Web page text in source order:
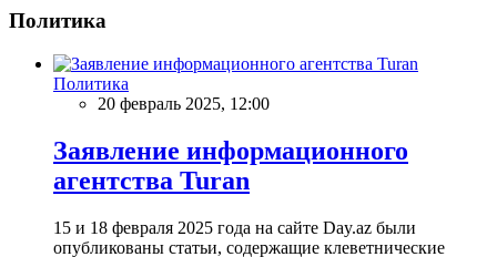
Политика
Политика
20 февраль 2025, 12:00
Заявление информационного
агентства Turan
15 и 18 февраля 2025 года на сайте Day.az были
опубликованы статьи, содержащие клеветнические